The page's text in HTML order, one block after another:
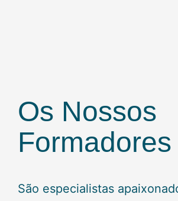
Os Nossos
Formadores
São especialistas